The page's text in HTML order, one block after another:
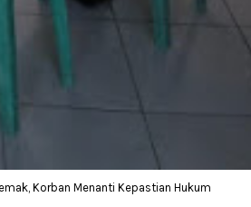
Korban Menanti Kepastian Hukum